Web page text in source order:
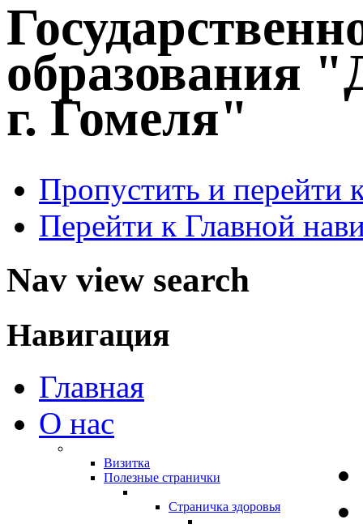
образования
г. Гомеля"
Пропустить и перейти
Перейти к Главной
Nav view search
Навигация
Главная
О нас
Визитка
Полезные странички
Страничка здоровья